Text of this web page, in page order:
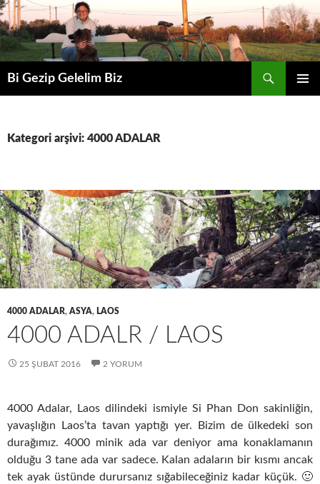
Bi Gezip Gelelim Biz
Kategori arşivi: 4000 ADALAR
4000 ADALAR, ASYA, LAOS
4000 ADALR / LAOS
25 ŞUBAT 2016 2 YORUM
4000 Adalar, Laos dilindeki ismiyle Si Phan Don sakinliğin,
yavaşlığın Laos’ta tavan yaptığı yer. Bizim de ülkedeki son
durağımız. 4000 minik ada var deniyor ama konaklamanın
olduğu 3 tane ada var sadece. Kalan adaların bir kısmı ancak
tek ayak üstünde durursanız sığabileceğiniz kadar küçük. 🙂